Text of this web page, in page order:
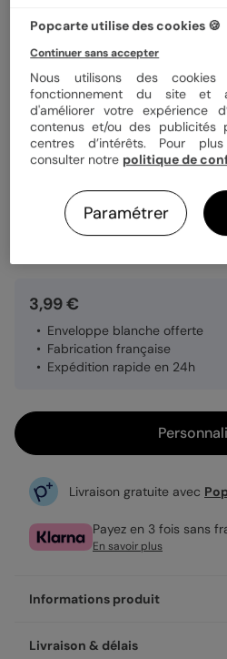
Carte fête des mères
Citation
Format
Quantité
3,99 €
Enveloppe blanche offerte
Fabrication française
Expédition rapide en 24h
Livraison gratuite avec
Payez en 3 fois sans
En savoir plus
Informations produit
Personnalisez votre carte fête
Livraison & délais
Popcarte utilise des cookies 🍪
Continuer sans accepter
Nous utilisons des
fonctionnement du site et
d'améliorer votre expérience
contenus et/ou des publicités
centres d’intérêts. Pour
consulter notre politique de
Paramétrer